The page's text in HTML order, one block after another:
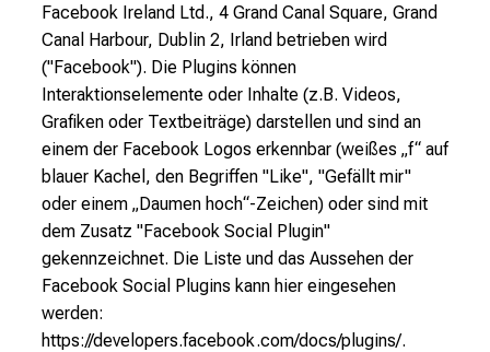
Facebook Ireland Ltd., 4 Grand Canal Square, Grand
Canal Harbour, Dublin 2, Irland betrieben wird
("Facebook"). Die Plugins können
Interaktionselemente oder Inhalte (z.B. Videos,
Grafiken oder Textbeiträge) darstellen und sind an
einem der Facebook Logos erkennbar (weißes „f“ auf
blauer Kachel, den Begriffen "Like", "Gefällt mir"
oder einem „Daumen hoch“-Zeichen) oder sind mit
dem Zusatz "Facebook Social Plugin"
gekennzeichnet. Die Liste und das Aussehen der
Facebook Social Plugins kann hier eingesehen
werden:
https://developers.facebook.com/docs/plugins/.